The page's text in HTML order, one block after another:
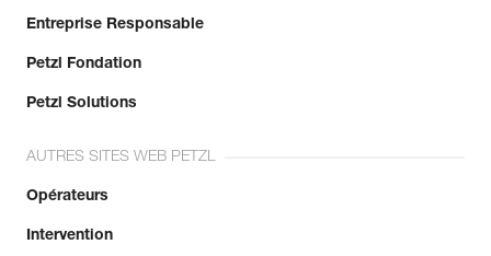
Entreprise Responsable
Petzl Fondation
Petzl Solutions
AUTRES SITES WEB PETZL
Opérateurs
Intervention